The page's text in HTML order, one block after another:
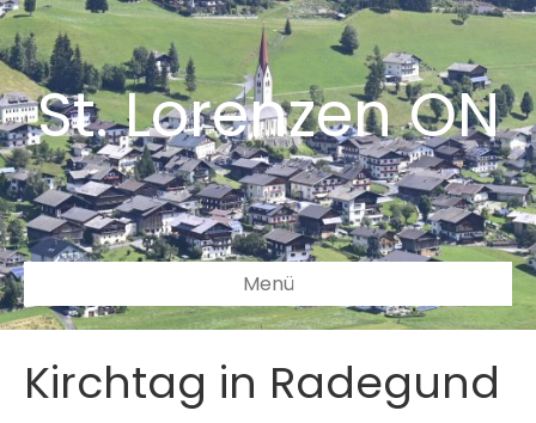
St. Lorenzen ON
Menü
Kirchtag in Radegund